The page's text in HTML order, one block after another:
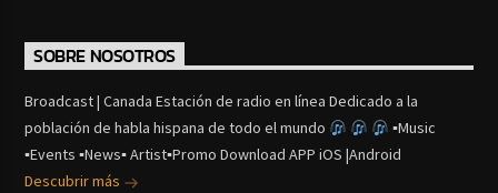
SOBRE NOSOTROS
Broadcast | Canada Estación de radio en línea Dedicado a la
población de habla hispana de todo el mundo
▪Music
▪Events ▪News▪ Artist▪Promo Download APP iOS |Android
Descubrir más